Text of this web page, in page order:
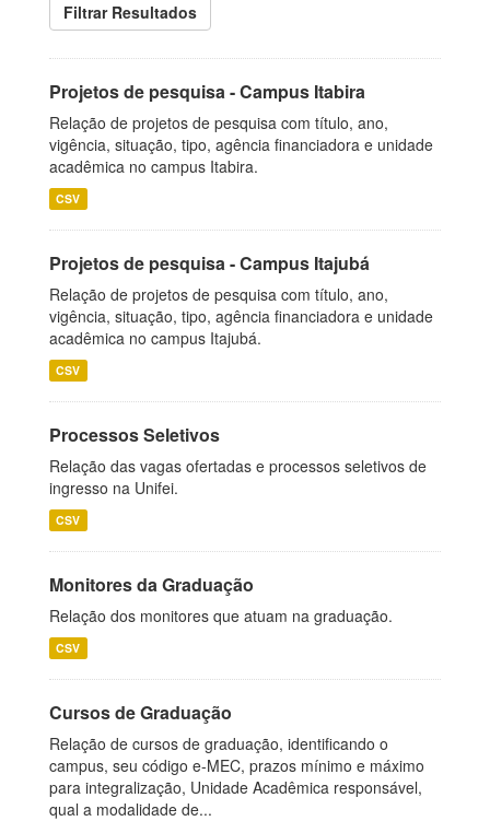
Filtrar Resultados
Projetos de pesquisa - Campus Itabira
Relação de projetos de pesquisa com título, ano,
vigência, situação, tipo, agência financiadora e unidade
acadêmica no campus Itabira.
CSV
Projetos de pesquisa - Campus Itajubá
Relação de projetos de pesquisa com título, ano,
vigência, situação, tipo, agência financiadora e unidade
acadêmica no campus Itajubá.
CSV
Processos Seletivos
Relação das vagas ofertadas e processos seletivos de
ingresso na Unifei.
CSV
Monitores da Graduação
Relação dos monitores que atuam na graduação.
CSV
Cursos de Graduação
Relação de cursos de graduação, identificando o
campus, seu código e-MEC, prazos mínimo e máximo
para integralização, Unidade Acadêmica responsável,
qual a modalidade de...